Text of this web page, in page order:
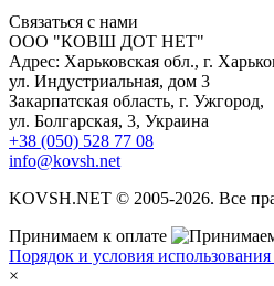
Связаться с нами
ООО "КОВШ ДОТ НЕТ"
Адрес: Харьковская обл., г.
ул. Индустриальная, дом 3
Закарпатская область, г. Ужгород,
ул. Болгарская, 3, Украина
+38 (050) 528 77 08
info@kovsh.net
KOVSH.NET © 2005-2026. Все
Принимаем к оплате
Порядок и условия использования
×